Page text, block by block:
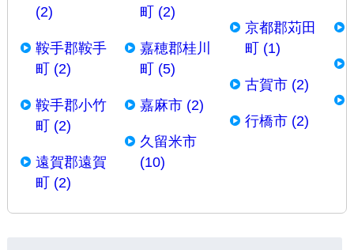
(2)
鞍手郡鞍手
町 (2)
鞍手郡小竹
町 (2)
遠賀郡遠賀
町 (2)
町 (2)
嘉穂郡桂川
町 (5)
嘉麻市 (2)
久留米市
(10)
京都郡苅田
町 (1)
古賀市 (2)
行橋市 (2)